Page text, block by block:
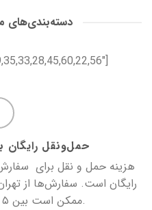
دسته‌بندی‌های
حمل‌و‌نقل رایگان
رایگان است. سفارش‌ها از
ممکن است بین ۵ الی ۷ روز طول بکشد.